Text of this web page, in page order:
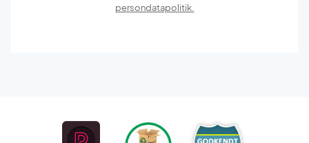
persondatapolitik.